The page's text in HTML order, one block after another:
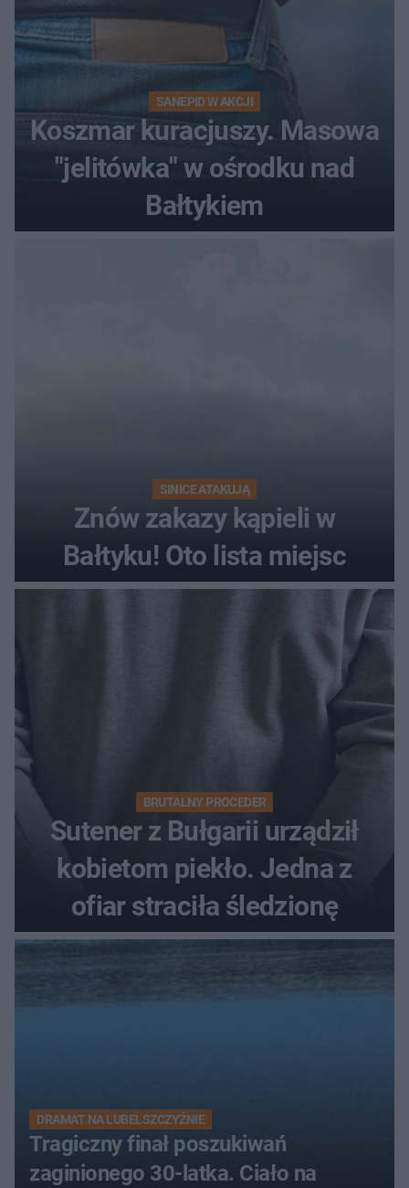
SANEPID W AKCJI
Koszmar kuracjuszy. Masowa
"jelitówka" w ośrodku nad
Bałtykiem
SINICE ATAKUJĄ
Znów zakazy kąpieli w
Bałtyku! Oto lista miejsc
BRUTALNY PROCEDER
Sutener z Bułgarii urządził
kobietom piekło. Jedna z
ofiar straciła śledzionę
DRAMAT NA LUBELSZCZYŹNIE
Tragiczny finał poszukiwań
zaginionego 30-latka. Ciało na